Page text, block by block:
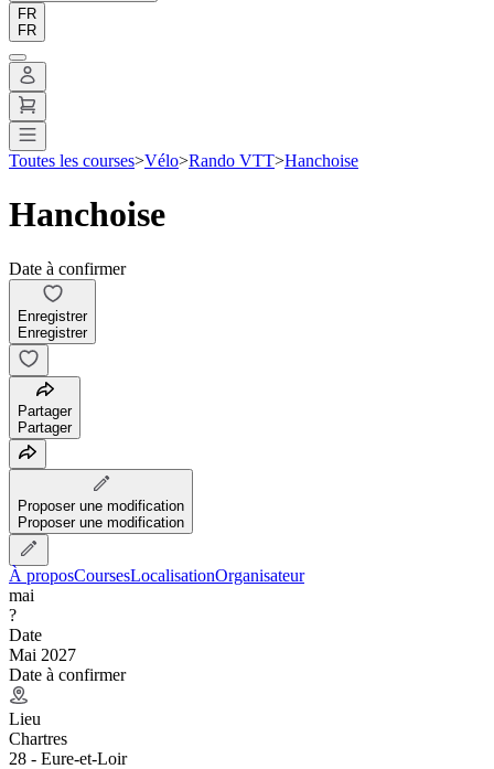
FR
FR
Toutes les courses>Vélo>Rando VTT>Hanchoise
Hanchoise
Date à confirmer
Enregistrer
Enregistrer
Partager
Partager
Proposer une modification
Proposer une modification
À proposCoursesLocalisationOrganisateur
mai
?
Date
Mai 2027
Date à confirmer
Lieu
Chartres
28 - Eure-et-Loir